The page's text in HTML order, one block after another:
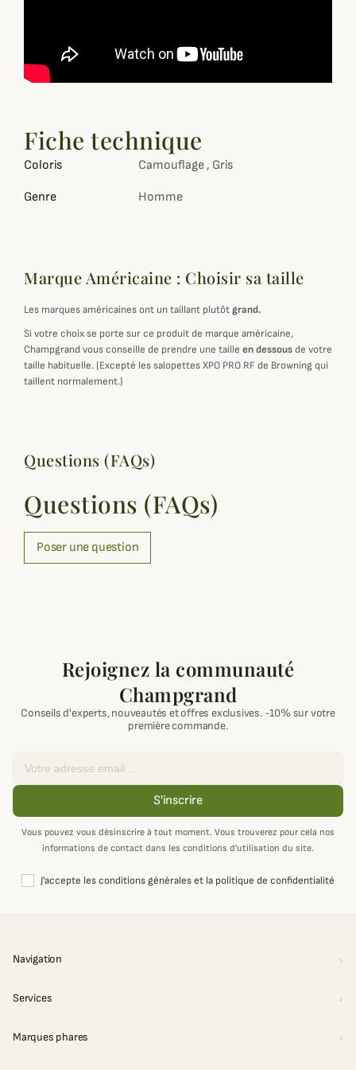
Fiche technique
Coloris Camouflage , Gris
Genre Homme
Marque Américaine : Choisir sa taille
Les marques américaines ont un taillant plutôt grand.
Si votre choix se porte sur ce produit de marque américaine,
Champgrand vous conseille de prendre une taille en dessousde votre
taille habituelle. (Excepté les salopettes XPO PRO RF de Browning qui
taillent normalement.)
Questions (FAQs)
Questions (FAQs)
Poser une question
Rejoignez la communauté
Champgrand
Conseils d'experts, nouveautés et offres exclusives. -10% sur votre
première commande.
S'inscrire
Vous pouvez vous désinscrire à tout moment. Vous trouverez pour cela nos
informations de contact dans les conditions d'utilisation du site.
J'accepte les conditions générales et la politique de confidentialité
Navigation
Services
Marques phares